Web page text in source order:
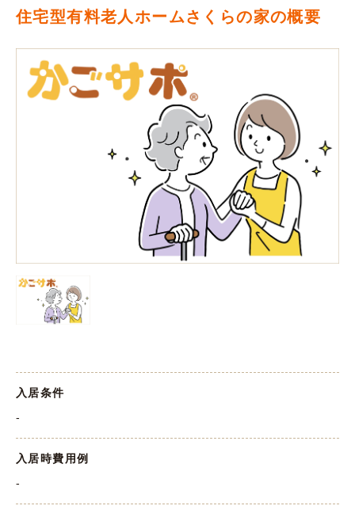
住宅型有料老人ホームさくらの家の概要
入居条件
-
入居時費用例
-